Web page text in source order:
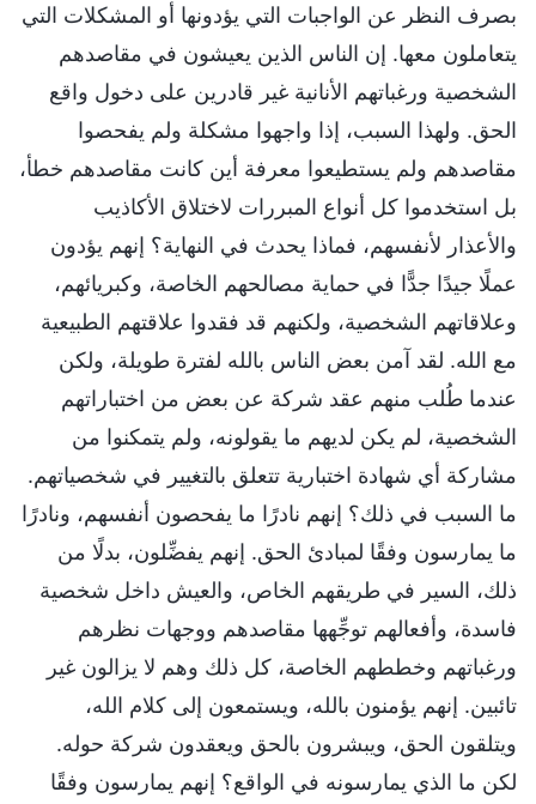
بصرف النظر عن الواجبات التي يؤدونها أو المشكلات التي
يتعاملون معها. إن الناس الذين يعيشون في مقاصدهم
الشخصية ورغباتهم الأنانية غير قادرين على دخول واقع
الحق. ولهذا السبب، إذا واجهوا مشكلة ولم يفحصوا
مقاصدهم ولم يستطيعوا معرفة أين كانت مقاصدهم خطأ،
بل استخدموا كل أنواع المبررات لاختلاق الأكاذيب
والأعذار لأنفسهم، فماذا يحدث في النهاية؟ إنهم يؤدون
عملًا جيدًا جدًّا في حماية مصالحهم الخاصة، وكبريائهم،
وعلاقاتهم الشخصية، ولكنهم قد فقدوا علاقتهم الطبيعية
مع الله. لقد آمن بعض الناس بالله لفترة طويلة، ولكن
عندما طُلب منهم عقد شركة عن بعض من اختباراتهم
الشخصية، لم يكن لديهم ما يقولونه، ولم يتمكنوا من
مشاركة أي شهادة اختبارية تتعلق بالتغيير في شخصياتهم.
ما السبب في ذلك؟ إنهم نادرًا ما يفحصون أنفسهم، ونادرًا
ما يمارسون وفقًا لمبادئ الحق. إنهم يفضِّلون، بدلًا من
ذلك، السير في طريقهم الخاص، والعيش داخل شخصية
فاسدة، وأفعالهم توجِّهها مقاصدهم ووجهات نظرهم
ورغباتهم وخططهم الخاصة، كل ذلك وهم لا يزالون غير
تائبين. إنهم يؤمنون بالله، ويستمعون إلى كلام الله،
ويتلقون الحق، ويبشرون بالحق ويعقدون شركة حوله.
لكن ما الذي يمارسونه في الواقع؟ إنهم يمارسون وفقًا